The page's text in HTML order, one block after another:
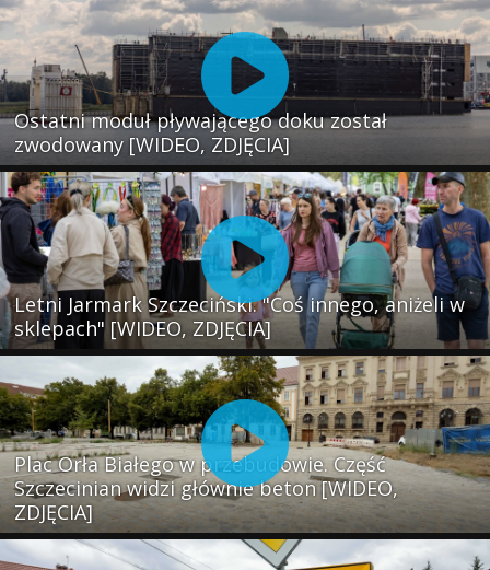
Ostatni moduł pływającego doku został
zwodowany [WIDEO, ZDJĘCIA]
Letni Jarmark Szczeciński. "Coś innego, aniżeli w
sklepach" [WIDEO, ZDJĘCIA]
Plac Orła Białego w przebudowie. Część
Szczecinian widzi głównie beton [WIDEO,
ZDJĘCIA]